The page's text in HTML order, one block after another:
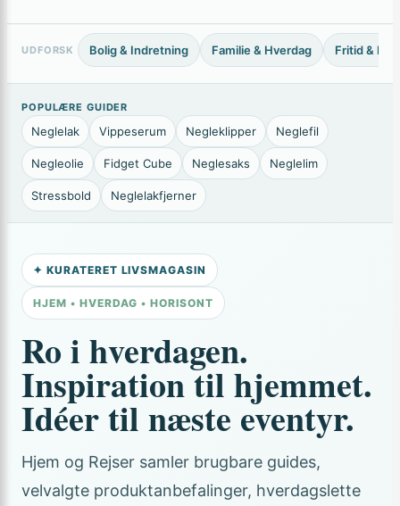
UDFORSK Bolig & Indretning Familie & Hverdag Fritid &
POPULÆRE GUIDER
Neglelak Vippeserum Negleklipper Neglefil
Negleolie Fidget Cube Neglesaks Neglelim
Stressbold Neglelakfjerner
✦ KURATERET LIVSMAGASIN
HJEM • HVERDAG • HORISONT
Ro i hverdagen.
Inspiration til hjemmet.
Idéer til næste eventyr.
Hjem og Rejser samler brugbare guides,
velvalgte produktanbefalinger, hverdagslette